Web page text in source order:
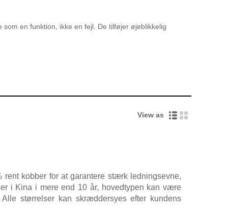
en funktion, ikke en fejl. De tilføjer øjeblikkelig
View as
rent kobber for at garantere stærk ledningsevne,
i Kina i mere end 10 år, hovedtypen kan være
størrelser kan skræddersyes efter kundens